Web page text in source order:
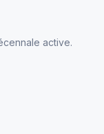
active.